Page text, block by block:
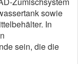
sowie
In
sein, die die